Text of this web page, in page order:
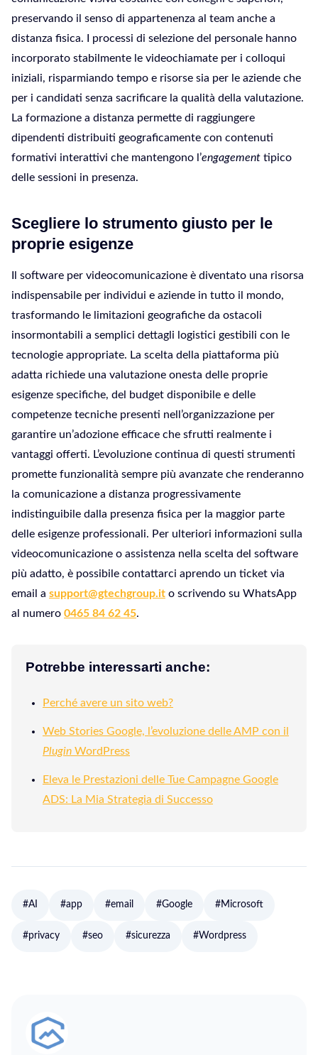
preservando il senso di appartenenza al team anche a
distanza fisica. I processi di selezione del personale hanno
incorporato stabilmente le videochiamate per i colloqui
iniziali, risparmiando tempo e risorse sia per le aziende che
per i candidati senza sacrificare la qualità della valutazione.
La formazione a distanza permette di raggiungere
dipendenti distribuiti geograficamente con contenuti
formativi interattivi che mantengono l’engagement tipico
delle sessioni in presenza.
Scegliere lo strumento giusto per le
proprie esigenze
Il software per videocomunicazione è diventato una risorsa
indispensabile per individui e aziende in tutto il mondo,
trasformando le limitazioni geografiche da ostacoli
insormontabili a semplici dettagli logistici gestibili con le
tecnologie appropriate. La scelta della piattaforma più
adatta richiede una valutazione onesta delle proprie
esigenze specifiche, del budget disponibile e delle
competenze tecniche presenti nell’organizzazione per
garantire un’adozione efficace che sfrutti realmente i
vantaggi offerti. L’evoluzione continua di questi strumenti
promette funzionalità sempre più avanzate che renderanno
la comunicazione a distanza progressivamente
indistinguibile dalla presenza fisica per la maggior parte
delle esigenze professionali. Per ulteriori informazioni sulla
videocomunicazione o assistenza nella scelta del software
più adatto, è possibile contattarci aprendo un ticket via
email a support@gtechgroup.it o scrivendo su WhatsApp
al numero 0465 84 62 45.
Potrebbe interessarti anche:
Perché avere un sito web?
Web Stories Google, l’evoluzione delle AMP con il
Plugin WordPress
Eleva le Prestazioni delle Tue Campagne Google
ADS: La Mia Strategia di Successo
#AI #app #email #Google #Microsoft
#privacy #seo #sicurezza #Wordpress